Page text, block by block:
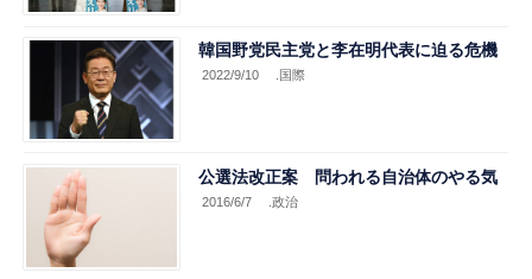
韓国野党民主党と李在明代表に迫る危機
2022/9/10 .国際
公選法改正案 問われる自治体のやる気
2016/6/7 .政治